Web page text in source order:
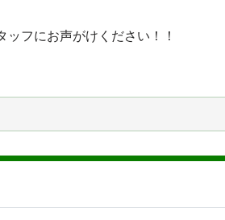
フにお声がけください！！